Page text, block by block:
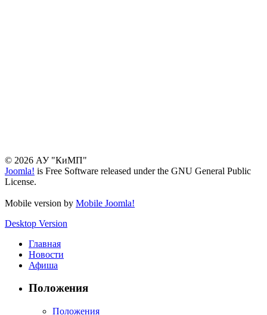
© 2026 АУ "КиМП"
Joomla! is Free Software released under the GNU General Public
License.
Mobile version by Mobile Joomla!
Desktop Version
Главная
Новости
Афиша
Положения
Положения